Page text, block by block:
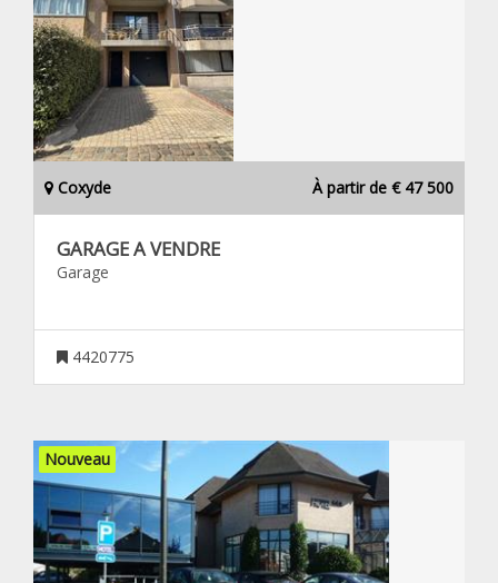
Coxyde À partir de € 47 500
GARAGE A VENDRE
Garage
4420775
Nouveau